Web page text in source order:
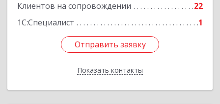
Клиентов на сопровождении
22
1С:Специалист
1
Отправить заявку
Показать контакты
Отправить заявку
Назад